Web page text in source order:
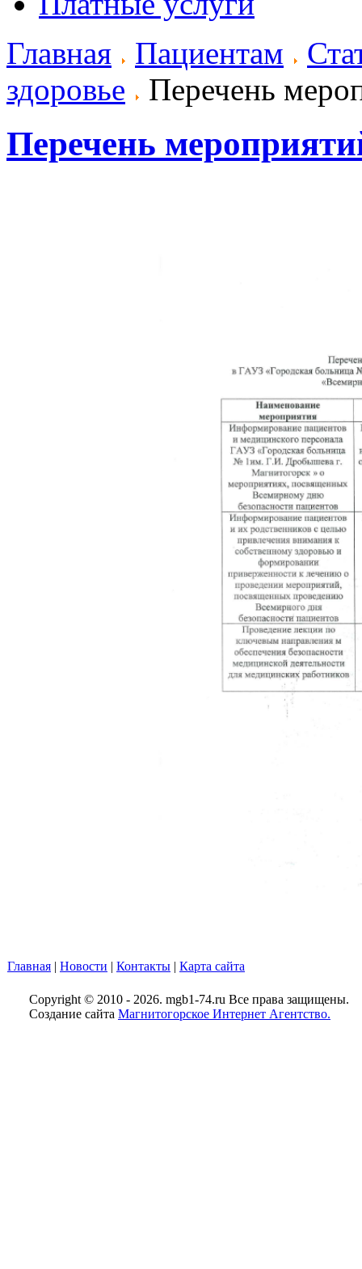
Главная
Пациентам
здоровье
Перечень
Перечень
Главная | Новости | Контакты | Карта сайта
Copyright © 2010 - 2026. mgb1-74.ru Все права защищены.
Создание сайта Магнитогорское Интернет Агентство.